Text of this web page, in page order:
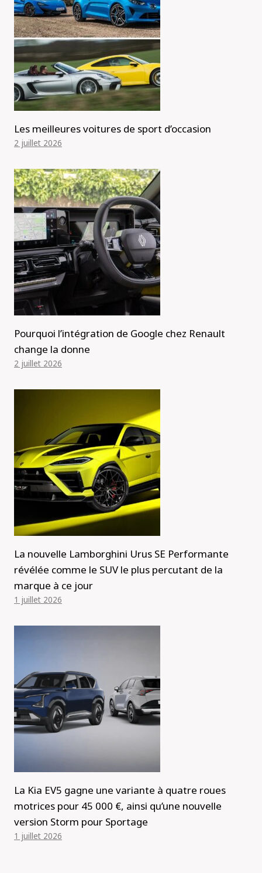
Les meilleures voitures de sport d’occasion
2 juillet 2026
Pourquoi l’intégration de Google chez Renault
change la donne
2 juillet 2026
La nouvelle Lamborghini Urus SE Performante
révélée comme le SUV le plus percutant de la
marque à ce jour
1 juillet 2026
La Kia EV5 gagne une variante à quatre roues
motrices pour 45 000 €, ainsi qu’une nouvelle
version Storm pour Sportage
1 juillet 2026